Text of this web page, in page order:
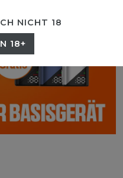
NICHT 18
18+